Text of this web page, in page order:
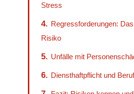
Stress
4. Regressforderungen:
Risiko
5. Unfälle mit
6. Diensthaftpflicht und